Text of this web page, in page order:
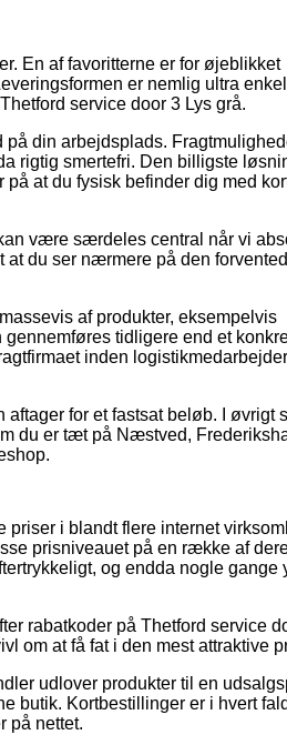
En af favoritterne er for øjeblikket
er nemlig ultra
service door 3 Lys grå.
din arbejdsplads.
rigtig smertefri. Den billigste
at du fysisk befinder dig med
være særdeles central når vi
at du ser nærmere på den
af produkter, eksempelvis
tidligere end et
inden
for et fastsat beløb. I øvrigt
du er tæt på Næstved,
priser i blandt flere internet
prisniveauet på en række af
og endda nogle gange
rabatkoder på Thetford service
om at få fat i den mest attraktive
udlover produkter til en
butik. Kortbestillinger er i hvert fald
på nettet.